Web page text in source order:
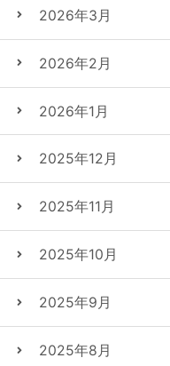
2026年3月
2026年2月
2026年1月
2025年12月
2025年11月
2025年10月
2025年9月
2025年8月